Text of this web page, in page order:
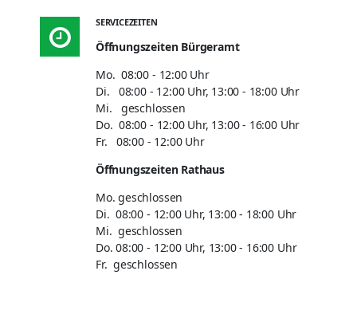
SERVICEZEITEN
Öffnungszeiten Bürgeramt
Mo. 08:00 - 12:00 Uhr
Di. 08:00 - 12:00 Uhr, 13:00 - 18:00 Uhr
Mi. geschlossen
Do. 08:00 - 12:00 Uhr, 13:00 - 16:00 Uhr
Fr. 08:00 - 12:00 Uhr
Öffnungszeiten Rathaus
Mo. geschlossen
Di. 08:00 - 12:00 Uhr, 13:00 - 18:00 Uhr
Mi. geschlossen
Do. 08:00 - 12:00 Uhr, 13:00 - 16:00 Uhr
Fr. geschlossen